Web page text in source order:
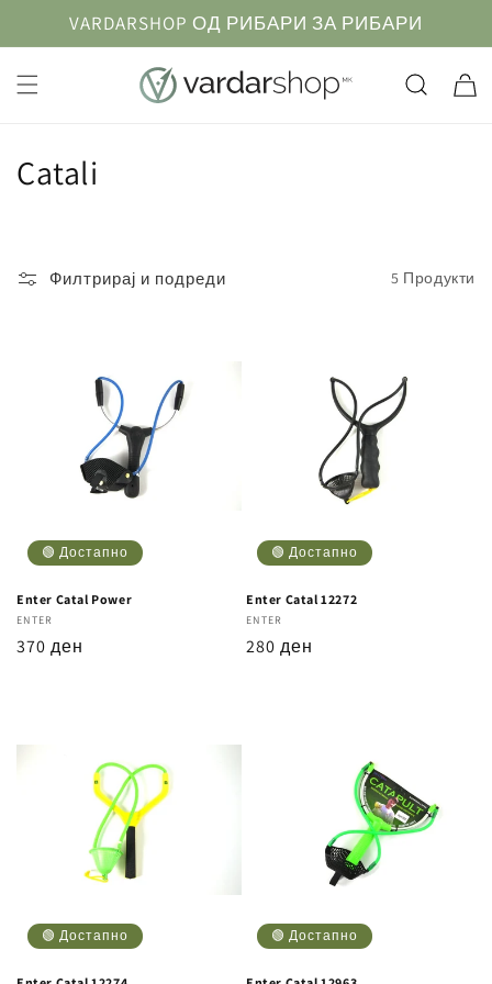
содржината
VARDARSHOP ОД РИБАРИ ЗА РИБАРИ
К
е
Catali
Филтрирај и подреди 5 Продукти
🟢 Достапно
Enter Catal Power
Бренд
ENTER
Регуларна
370 ден
🟢 Достапно
Enter Catal 12272
Бренд
ENTER
Регуларна
280 ден
🟢 Достапно 🟢 Достапно